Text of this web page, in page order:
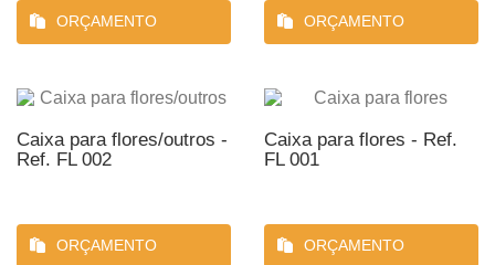
ORÇAMENTO ORÇAMENTO
Caixa para flores/outros -
Ref. FL 002
ORÇAMENTO
Caixa para flores - Ref.
FL 001
ORÇAMENTO